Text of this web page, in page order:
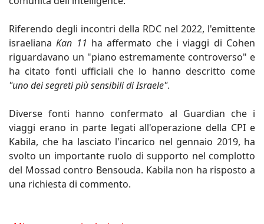
Riferendo degli incontri della RDC nel 2022, l'emittente
israelianaKan 11 ha affermato che i viaggi di Cohen
riguardavano un "piano estremamente controverso" e
ha citato fonti ufficiali che lo hanno descritto come
"uno dei segreti più sensibili di Israele".
Diverse fonti hanno confermato al Guardian che i
viaggi erano in parte legati all'operazione della CPI e
Kabila, che ha lasciato l'incarico nel gennaio 2019, ha
svolto un importante ruolo di supporto nel complotto
del Mossad contro Bensouda. Kabila non ha risposto a
una richiesta di commento.